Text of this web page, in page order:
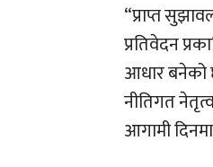
“प्राप्त
प्रतिवेदन
आधार बनेको
नीतिगत
आगामी